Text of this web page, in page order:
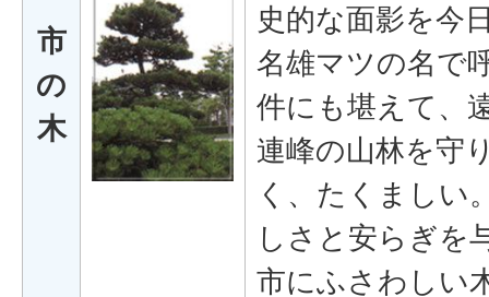
市
の
木
史的な面影を今
名雄マツの名で
件にも堪えて、
連峰の山林を守
く、たくましい
しさと安らぎを
市にふさわしい